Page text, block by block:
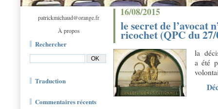
patrickmichaud@orange.fr
À propos
Rechercher
Traduction
Commentaires récents
16/08/2015
le secret de l’avocat
ricochet (QPC du
la
a été